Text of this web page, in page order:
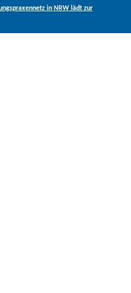
in NRW lädt zur